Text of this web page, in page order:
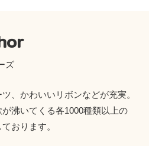
ズ
、かわいいリボンなどが充実。
沸いてくる各1000種類以上の
おります。